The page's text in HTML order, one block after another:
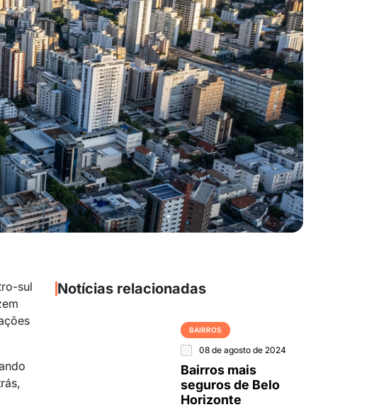
sul
Notícias relacionadas
BAIRROS
08 de agosto de 2024
Bairros mais
seguros de Belo
Horizonte